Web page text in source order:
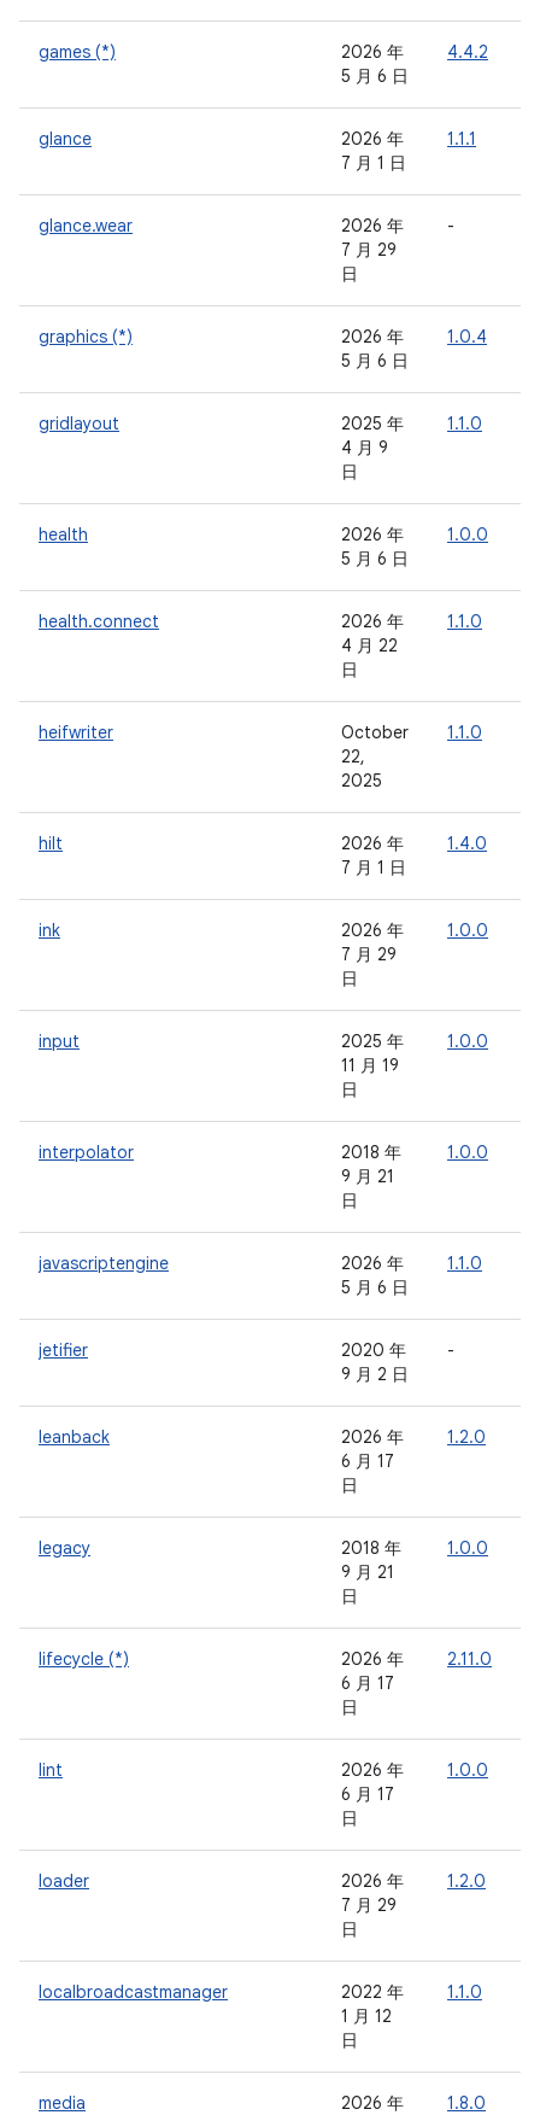
games (*)
2026 年
5 月 6 日
4.4.2
glance
2026 年
7 月 1 日
1.1.1
glance.wear
2026 年
7 月 29
日
-
graphics (*)
2026 年
5 月 6 日
1.0.4
gridlayout
2025 年
4 月 9
日
1.1.0
health
2026 年
5 月 6 日
1.0.0
health.connect
2026 年
4 月 22
日
1.1.0
heifwriter
October
22,
2025
1.1.0
hilt
2026 年
7 月 1 日
1.4.0
ink
2026 年
7 月 29
日
1.0.0
input
2025 年
11 月 19
日
1.0.0
interpolator
2018 年
9 月 21
日
1.0.0
javascriptengine
2026 年
5 月 6 日
1.1.0
jetifier
2020 年
9 月 2 日
-
leanback
2026 年
6 月 17
日
1.2.0
legacy
2018 年
9 月 21
日
1.0.0
lifecycle (*)
2026 年
6 月 17
日
2.11.0
lint
2026 年
6 月 17
日
1.0.0
loader
2026 年
7 月 29
日
1.2.0
localbroadcastmanager
2022 年
1 月 12
日
1.1.0
media
2026 年
1.8.0